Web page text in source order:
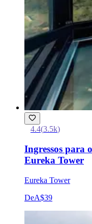
4.4(3.5k)
Ingressos para
Eureka Tower
Eureka Tower
DeA$39